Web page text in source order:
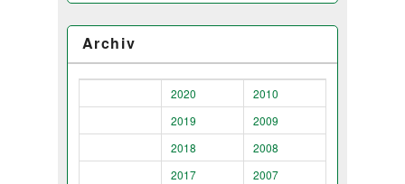
Archiv
2020
2010
2019
2009
2018
2008
2017
2007